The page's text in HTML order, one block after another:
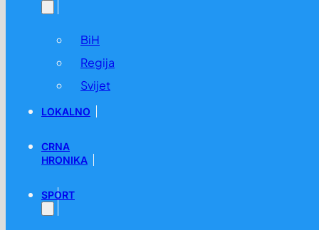
BiH
Regija
Svijet
LOKALNO
CRNA
HRONIKA
SPORT